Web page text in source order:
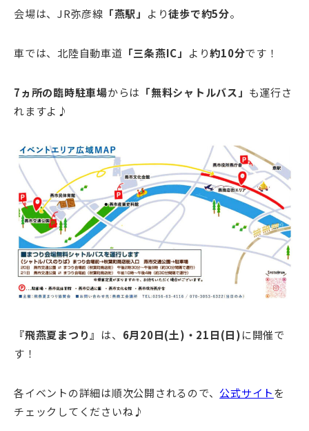
会場は、JR弥彦線 「燕駅」 より徒歩で約5分。
車では、北陸自動車道 「三条燕IC」 より約10分です！
7ヵ所の臨時駐車場からは 「無料シャトルバス」 も運行さ
れますよ♪
『飛燕夏まつり』 は、 6月20日(土)・21日(日)に開催で
す！
各イベントの詳細は順次公開されるので、 公式サイトを
チェックしてくださいね♪